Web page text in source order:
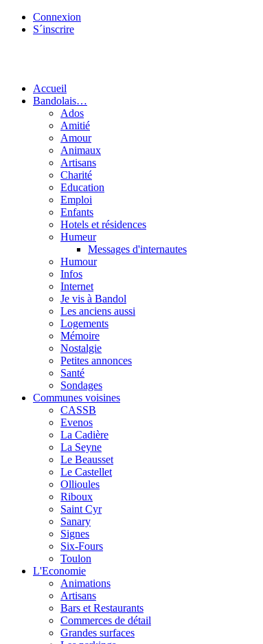
Connexion
S´inscrire
Accueil
Bandolais…
Ados
Amitié
Amour
Animaux
Artisans
Charité
Education
Emploi
Enfants
Hotels et résidences
Humeur
Messages d'internautes
Humour
Infos
Internet
Je vis à Bandol
Les anciens aussi
Logements
Mémoire
Nostalgie
Petites annonces
Santé
Sondages
Communes voisines
CASSB
Evenos
La Cadière
La Seyne
Le Beausset
Le Castellet
Ollioules
Riboux
Saint Cyr
Sanary
Signes
Six-Fours
Toulon
L'Economie
Animations
Artisans
Bars et Restaurants
Commerces de détail
Grandes surfaces